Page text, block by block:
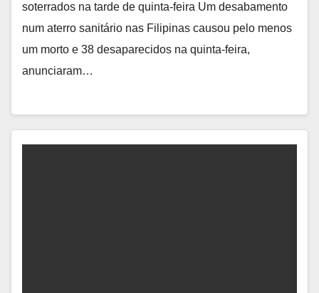
soterrados na tarde de quinta-feira Um desabamento
num aterro sanitário nas Filipinas causou pelo menos
um morto e 38 desaparecidos na quinta-feira,
anunciaram…